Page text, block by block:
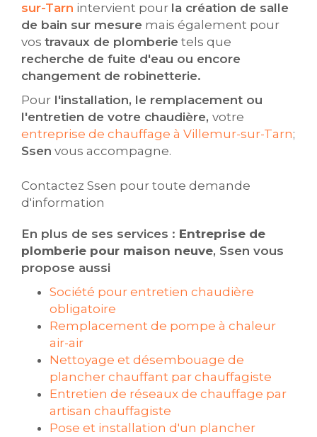
sur-Tarn intervient pour la création de salle
de bain sur mesure mais également pour
vos travaux de plomberie tels que
recherche de fuite d'eau ou encore
changement de robinetterie.
Pour l'installation, le remplacement ou
l'entretien de votre chaudière, votre
entreprise de chauffage à Villemur-sur-Tarn;
Ssen vous accompagne.
Contactez Ssen pour toute demande
d'information
En plus de ses services : Entreprise de
plomberie pour maison neuve, Ssen vous
propose aussi
Société pour entretien chaudière
obligatoire
Remplacement de pompe à chaleur
air-air
Nettoyage et désembouage de
plancher chauffant par chauffagiste
Entretien de réseaux de chauffage par
artisan chauffagiste
Pose et installation d'un plancher